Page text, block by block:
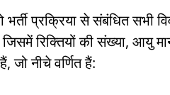
प्रक्रिया से संबंधित सभी
रिक्तियों की संख्या, आयु
जो नीचे वर्णित हैं: